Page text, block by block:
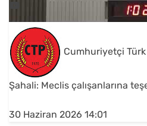
Cumhuriyetçi
Şahali: Meclis çalışanlarına
30 Haziran 2026 14:01